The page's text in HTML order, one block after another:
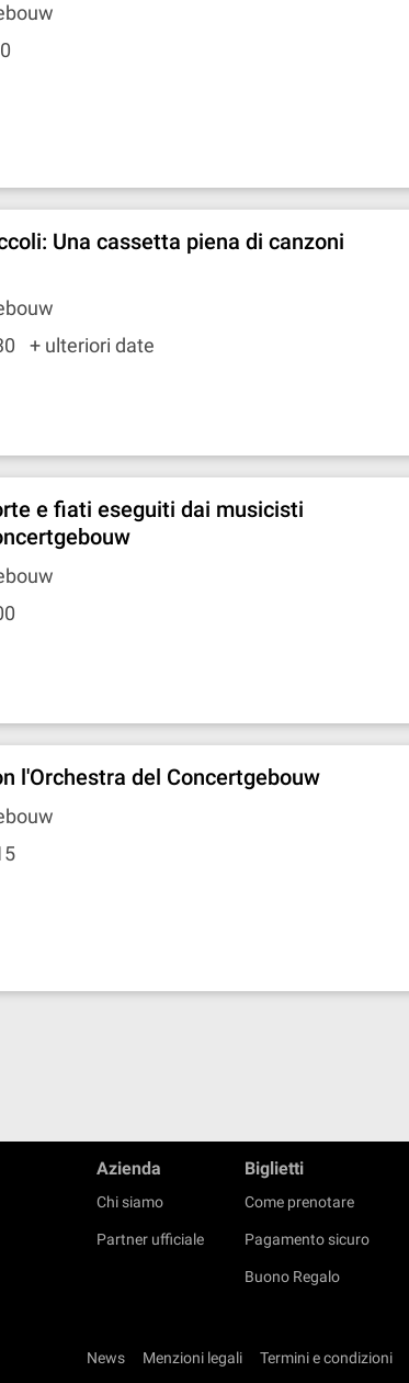
Una cassetta piena di canzoni
+ ulteriori date
e fiati eseguiti dai musicisti
l'Orchestra del Concertgebouw
Azienda
Chi siamo
Partner ufficiale
Biglietti
Come prenotare
Pagamento sicuro
Buono Regalo
News Menzioni legali Termini e condizioni